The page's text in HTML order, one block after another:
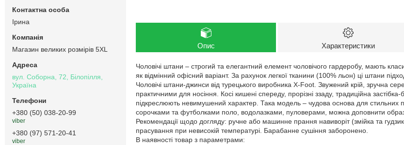
Опис Характеристики
Чоловічі штани – строгий та елегантний елемент чоловічого гардеробу, мають
як відмінний офісний варіант. За рахунок легкої тканини (100% льон) ці штани
Чоловічі штани-джинси від турецького виробника X-Foot. Звужений крій, зручна
практичними для носіння. Косі кишені спереду, прорізні ззаду, традиційна
підкреслюють невимушений характер. Така модель – чудова основа для стильних
сорочками та футболками поло, водолазками, пуловерами, можна доповнити образ
Рекомендації щодо догляду: ручне або машинне прання навиворіт (змійка та
прасування при невисокій температурі. Барабанне сушіння заборонено.
В наявності товар з параметрами:
Ірина
Магазин великих розмірів 5XL
вул. Соборна, 72, Білопілля,
Україна
+380 (50) 038-20-99
viber
+380 (97) 571-20-41
viber